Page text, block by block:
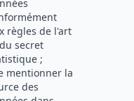
règles de l'art
secret
;
mentionner la
des